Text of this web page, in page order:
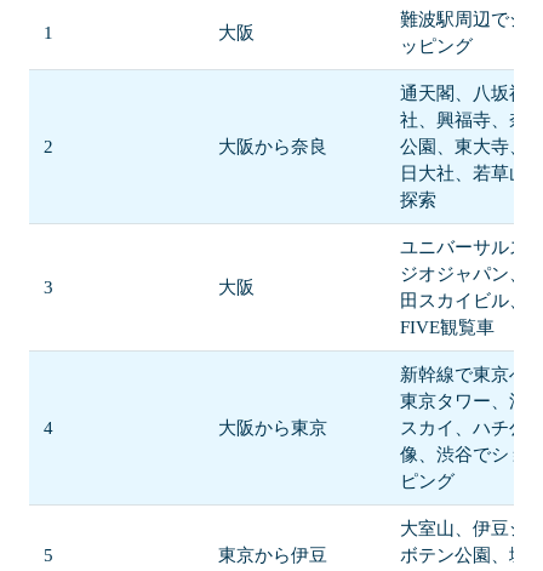
1 大阪
難波駅周辺でシ
ッピング
2 大阪から奈良
通天閣、八坂神
社、興福寺、奈
公園、東大寺、
日大社、若草山
探索
3 大阪
ユニバーサルス
ジオジャパン、
田スカイビル、
FIVE観覧車
4 大阪から東京
新幹線で東京へ
東京タワー、渋
スカイ、ハチ公
像、渋谷でショ
ピング
5 東京から伊豆
大室山、伊豆シ
ボテン公園、城